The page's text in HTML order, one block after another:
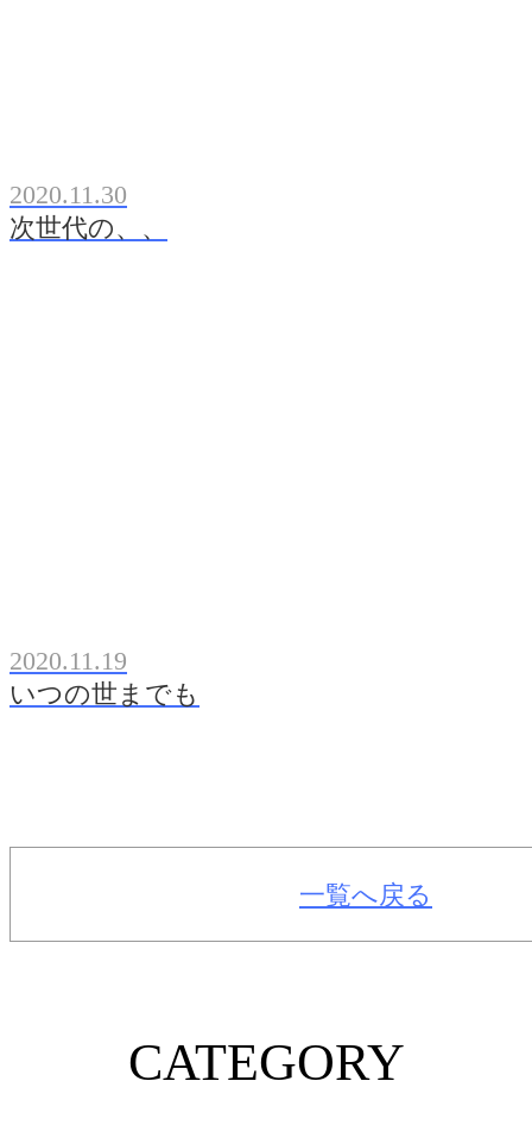
2020.11.30
次世代の、、
2020.11.19
いつの世までも
一覧へ戻る
CATEGORY